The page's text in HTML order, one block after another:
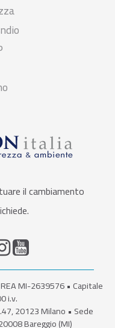
il cambiamento
MI-2639576 • Capitale
i.v.
20123 Milano • Sede
Bareggio (MI)